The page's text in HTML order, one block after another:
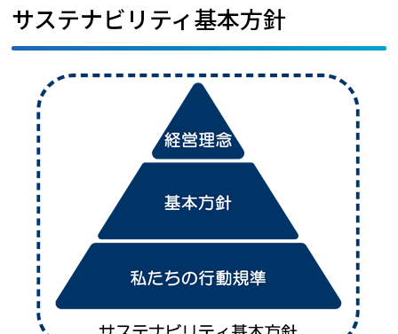
サステナビリティ基本方針